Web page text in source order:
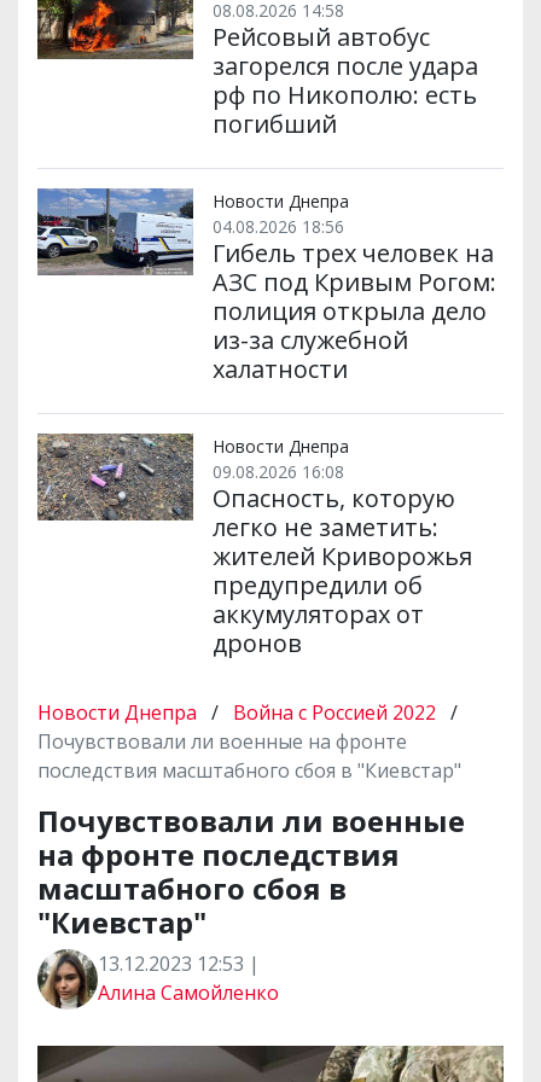
08.08.2026 14:58
Рейсовый автобус
загорелся после удара
рф по Никополю: есть
погибший
Новости Днепра
04.08.2026 18:56
Гибель трех человек на
АЗС под Кривым Рогом:
полиция открыла дело
из-за служебной
халатности
Новости Днепра
09.08.2026 16:08
Опасность, которую
легко не заметить:
жителей Криворожья
предупредили об
аккумуляторах от
дронов
Новости Днепра / Война с Россией 2022 /
Почувствовали ли военные на фронте
последствия масштабного сбоя в "Киевстар"
Почувствовали ли военные
на фронте последствия
масштабного сбоя в
"Киевстар"
13.12.2023 12:53 |
Алина Самойленко